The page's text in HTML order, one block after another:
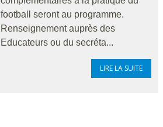
football seront au programme.
Renseignement auprès des
Educateurs ou du secréta...
LIRE LA SUITE